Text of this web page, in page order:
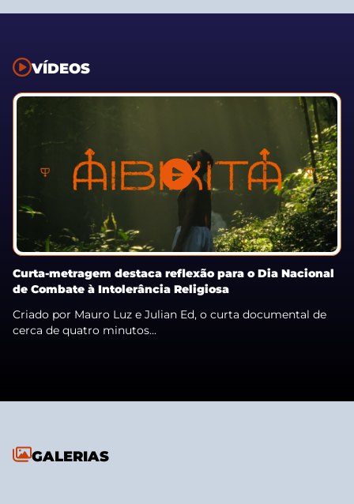
VÍDEOS
Curta-metragem destaca reflexão para o Dia Nacional
de Combate à Intolerância Religiosa
Criado por Mauro Luz e Julian Ed, o curta documental de
cerca de quatro minutos...
GALERIAS